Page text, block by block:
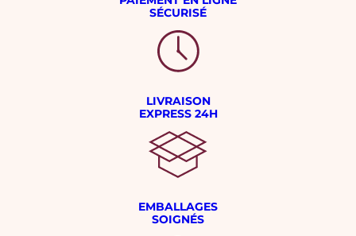
SÉCURISÉ
LIVRAISON
EXPRESS 24H
EMBALLAGES
SOIGNÉS